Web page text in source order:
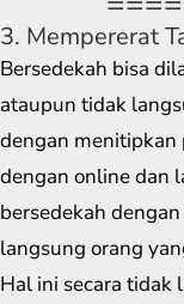
3. Mempererat
Bersedekah bisa
ataupun tidak
dengan menitipkan
dengan online dan
bersedekah
langsung orang
Hal ini secara tidak